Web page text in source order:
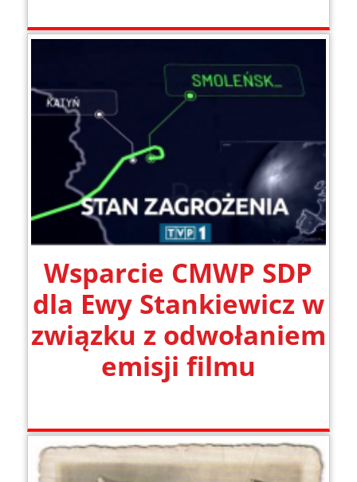
Wsparcie CMWP SDP
dla Ewy Stankiewicz w
związku z odwołaniem
emisji filmu